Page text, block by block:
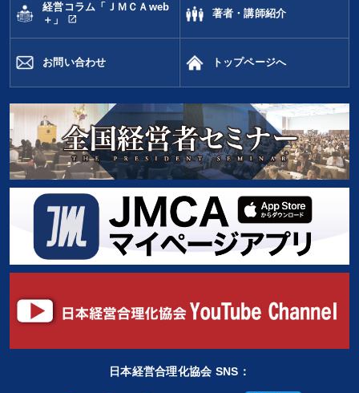
経営コラム「ＪＭＣＡweb
＋」
open_in_new
著者・講師紹介
お問い合わせ トップページへ
日本経営合理化協会 SNS：